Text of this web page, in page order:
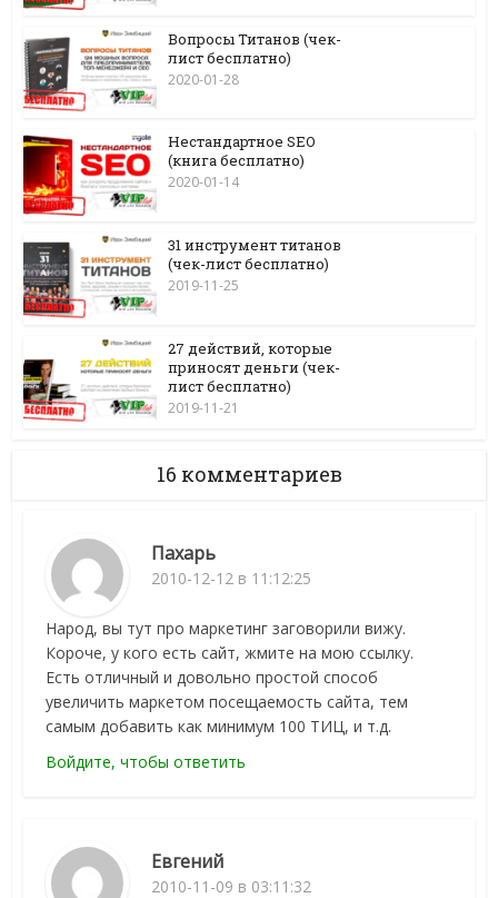
Вопросы Титанов (чек-
лист бесплатно)
2020-01-28
Нестандартное SEO
(книга бесплатно)
2020-01-14
31 инструмент титанов
(чек-лист бесплатно)
2019-11-25
27 действий, которые
приносят деньги (чек-
лист бесплатно)
2019-11-21
16 комментариев
Пахарь
2010-12-12 в 11:12:25
Народ, вы тут про маркетинг заговорили вижу.
Короче, у кого есть сайт, жмите на мою ссылку.
Есть отличный и довольно простой способ
увеличить маркетом посещаемость сайта, тем
самым добавить как минимум 100 ТИЦ, и т.д.
Войдите, чтобы ответить
Евгений
2010-11-09 в 03:11:32